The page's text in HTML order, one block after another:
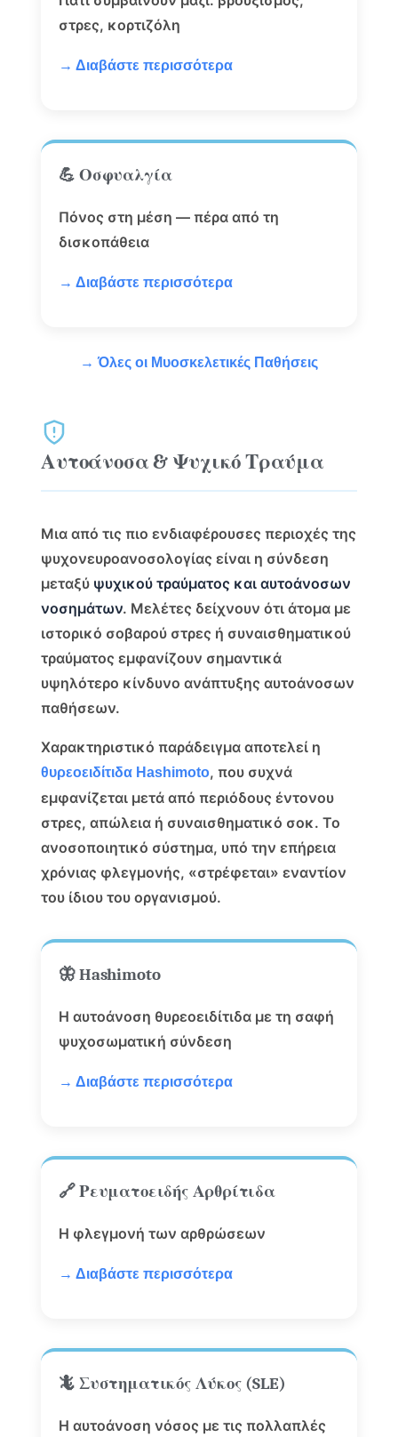
στρες, κορτιζόλη
→ Διαβάστε περισσότερα
💪 Οσφυαλγία
Πόνος στη μέση — πέρα από τη
δισκοπάθεια
→ Διαβάστε περισσότερα
→ Όλες οι Μυοσκελετικές Παθήσεις
Αυτοάνοσα & Ψυχικό Τραύμα
Μια από τις πιο ενδιαφέρουσες περιοχές της
ψυχονευροανοσολογίας είναι η σύνδεση
μεταξύ ψυχικού τραύματος και αυτοάνοσων
νοσημάτων. Μελέτες δείχνουν ότι άτομα με
ιστορικό σοβαρού στρες ή συναισθηματικού
τραύματος εμφανίζουν σημαντικά
υψηλότερο κίνδυνο ανάπτυξης αυτοάνοσων
παθήσεων.
Χαρακτηριστικό παράδειγμα αποτελεί η
θυρεοειδίτιδα Hashimoto, που συχνά
εμφανίζεται μετά από περιόδους έντονου
στρες, απώλεια ή συναισθηματικό σοκ. Το
ανοσοποιητικό σύστημα, υπό την επήρεια
χρόνιας φλεγμονής, «στρέφεται» εναντίον
του ίδιου του οργανισμού.
🦋 Hashimoto
Η αυτοάνοση θυρεοειδίτιδα με τη σαφή
ψυχοσωματική σύνδεση
→ Διαβάστε περισσότερα
🔗 Ρευματοειδής Αρθρίτιδα
Η φλεγμονή των αρθρώσεων
→ Διαβάστε περισσότερα
🦎 Συστηματικός Λύκος (SLE)
Η αυτοάνοση νόσος με τις πολλαπλές